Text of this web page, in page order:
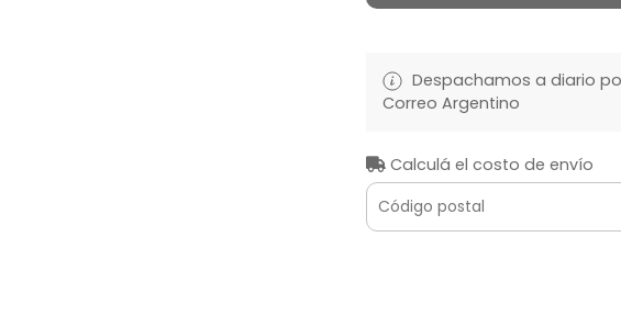
Despachamos a diario
Correo Argentino
Calculá el costo de envío